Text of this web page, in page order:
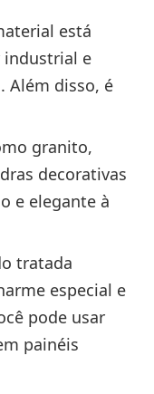
está
industrial e
Além disso, é
granito,
decorativas
e elegante à
tratada
especial e
pode usar
painéis